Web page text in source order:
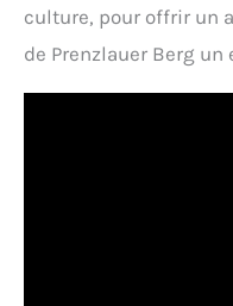
culture, pour offrir un
de Prenzlauer Berg